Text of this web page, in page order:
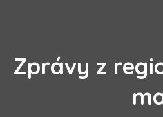
Zprávy z